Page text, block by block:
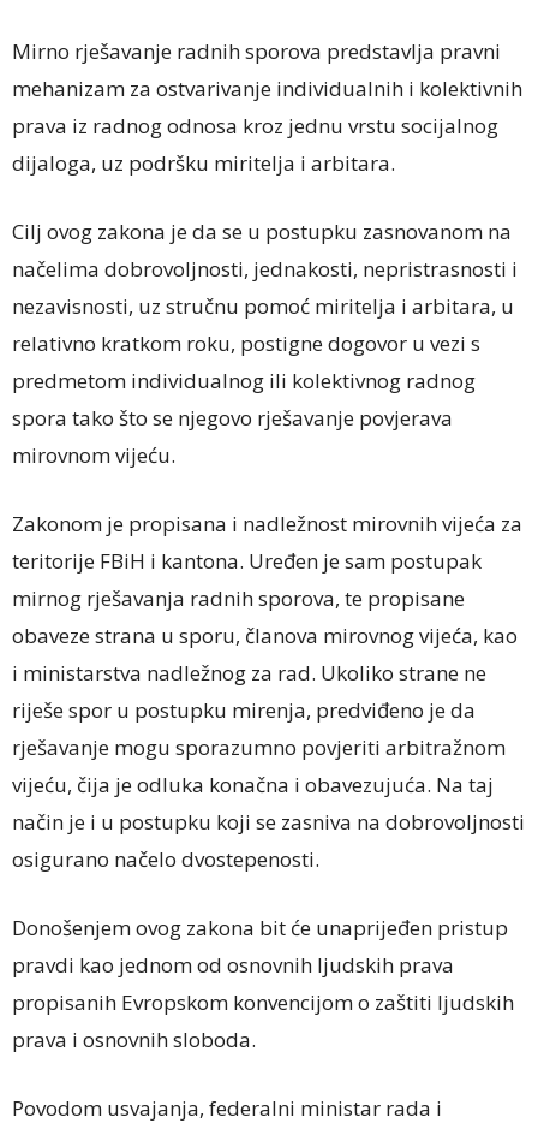
Mirno rješavanje radnih sporova predstavlja pravni
mehanizam za ostvarivanje individualnih i kolektivnih
prava iz radnog odnosa kroz jednu vrstu socijalnog
dijaloga, uz podršku miritelja i arbitara.
Cilj ovog zakona je da se u postupku zasnovanom na
načelima dobrovoljnosti, jednakosti, nepristrasnosti i
nezavisnosti, uz stručnu pomoć miritelja i arbitara, u
relativno kratkom roku, postigne dogovor u vezi s
predmetom individualnog ili kolektivnog radnog
spora tako što se njegovo rješavanje povjerava
mirovnom vijeću.
Zakonom je propisana i nadležnost mirovnih vijeća za
teritorije FBiH i kantona. Uređen je sam postupak
mirnog rješavanja radnih sporova, te propisane
obaveze strana u sporu, članova mirovnog vijeća, kao
i ministarstva nadležnog za rad. Ukoliko strane ne
riješe spor u postupku mirenja, predviđeno je da
rješavanje mogu sporazumno povjeriti arbitražnom
vijeću, čija je odluka konačna i obavezujuća. Na taj
način je i u postupku koji se zasniva na dobrovoljnosti
osigurano načelo dvostepenosti.
Donošenjem ovog zakona bit će unaprijeđen pristup
pravdi kao jednom od osnovnih ljudskih prava
propisanih Evropskom konvencijom o zaštiti ljudskih
prava i osnovnih sloboda.
Povodom usvajanja, federalni ministar rada i